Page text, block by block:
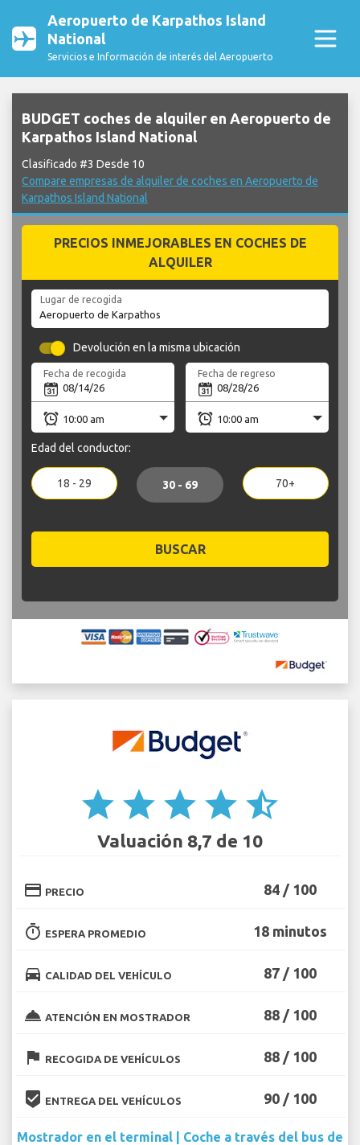
Aeropuerto de Karpathos Island
National
Servicios e Información de interés del Aeropuerto
BUDGET coches de alquiler en Aeropuerto de
Karpathos Island National
Clasificado #3 Desde 10
Compare empresas de alquiler de coches en Aeropuerto de
Karpathos Island National
PRECIOS INMEJORABLES EN COCHES DE
ALQUILER
Lugar de recogida
Devolución en la misma ubicación
Fecha de recogida Fecha de regreso
Edad del conductor:
18 - 29 30 - 69 70+
BUSCAR
star star star star star_half
Valuación 8,7 de 10
credit_card PRECIO 84 / 100
timer ESPERA PROMEDIO 18 minutos
directions_car CALIDAD DEL VEHÍCULO 87 / 100
room_service ATENCIÓN EN MOSTRADOR 88 / 100
flag RECOGIDA DE VEHÍCULOS 88 / 100
beenhere ENTREGA DEL VEHÍCULOS 90 / 100
Mostrador en el terminal | Coche a través del bus de